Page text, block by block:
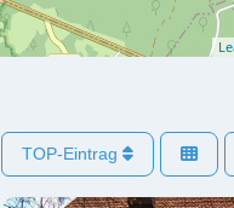
TOP-Eintrag